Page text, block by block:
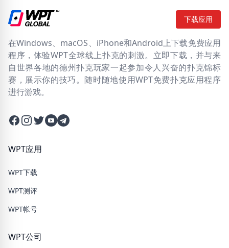
下载应用
在Windows、macOS、iPhone和Android上下载免费应用
程序，体验WPT全球线上扑克的刺激。立即下载，并与来
自世界各地的德州扑克玩家一起参加令人兴奋的扑克锦标
赛，展示你的技巧。随时随地使用WPT免费扑克应用程序
进行游戏。
Facebook
Instagram
Twitter
Twitter
Twitter
WPT应用
WPT下载
WPT测评
WPT帐号
WPT公司